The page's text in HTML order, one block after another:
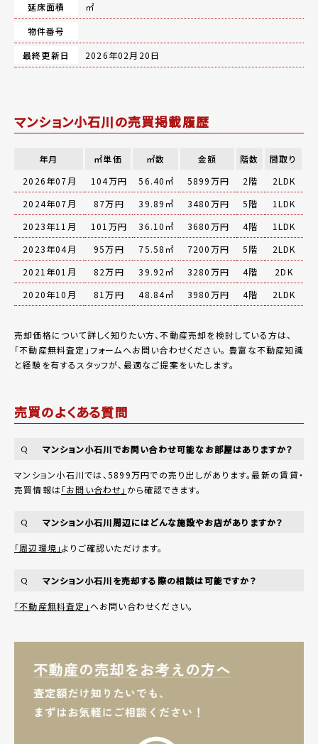
延床面積
㎡
物件番号
最終更新日
2026年02月20日
マンション小石川の売買掲載履歴
年月 ㎡単価 ㎡数 金額 階数
間取り
2026年07月
104万円 56.40㎡ 5899万円 2階
2LDK
2024年07月
87万円 39.89㎡ 3480万円 5階
1LDK
2023年11月
101万円 36.10㎡ 3680万円 4階
1LDK
2023年04月
95万円 75.58㎡ 7200万円 5階
2LDK
2021年01月
82万円 39.92㎡ 3280万円 4階
2DK
2020年10月
81万円 48.84㎡ 3980万円 4階 2LDK
売却価格について詳しく知りたい方、不動産売却を検討している方は、
「不動産無料査定 」フォームへお問い合わせください。 豊富な不動産知識
と経験を有するスタッフが、最適なご提案をいたします。
売買のよくある質問
Q マンション小石川でお問い合わせ可能なお部屋はありますか？
マンション小石川では、5899万円での売り出しがあります。最新の賃貸・
売買情報は「お問い合わせ」 から確認できます。
Q マンション小石川周辺にはどんな施設やお店がありますか？
「周辺環境」よりご確認いただけます。
Q マンション小石川を売却する際の相談は可能ですか？
「不動産無料査定」へお問い合わせください。